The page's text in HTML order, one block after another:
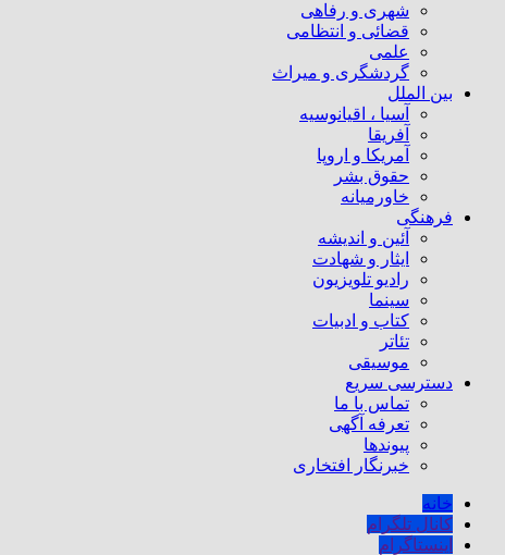
شهری و رفاهی
قضائی و انتظامی
علمی
گردشگری و میراث
بین الملل
آسیا ، اقیانوسیه
آفریقا
آمریکا و اروپا
حقوق بشر
خاورمیانه
فرهنگی
آئین و اندیشه
ایثار و شهادت
رادیو تلویزیون
سینما
کتاب و ادبیات
تئاتر
موسیقی
دسترسی سریع
تماس با ما
تعرفه آگهی
پیوندها
خبرنگار افتخاری
خانه
کانال تلگرام
اینستاگرام